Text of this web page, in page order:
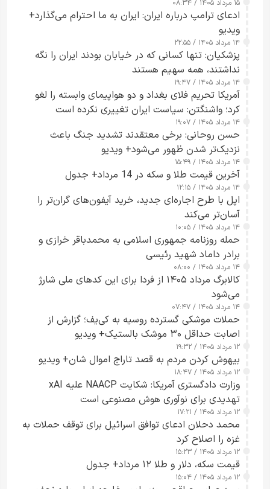
۱۵ مرداد ۱۴۰۵ / ۰۸:۳۴
ادعای ترامپ درباره ایران: ایران به ما احترام می‌گذارد+
ویدیو
۱۴ مرداد ۱۴۰۵ / ۲۲:۵۵
پزشکیان: تنها کسانی که در خیابان بودند ایران را نگه
نداشتند، همه سهیم هستند
۱۴ مرداد ۱۴۰۵ / ۱۹:۴۷
آمریکا تحریم فلای بغداد و دو هواپیمای وابسته را لغو
کرد؛ واشنگتن: سیاست ایران تغییری نکرده است
۱۴ مرداد ۱۴۰۵ / ۱۹:۰۷
حسن روحانی: برخی معتقدند تشدید جنگ باعث
نزدیک‌تر شدن ظهور می‌شود+ ویدیو
۱۴ مرداد ۱۴۰۵ / ۱۵:۴۹
آخرین قیمت طلا و سکه در 14 مرداد+ جدول
۱۴ مرداد ۱۴۰۵ / ۱۲:۱۵
اپل با طرح اجاره‌ای جدید، خرید آیفون‌های گران‌تر را
آسان‌تر می‌کند
۱۴ مرداد ۱۴۰۵ / ۱۰:۰۵
حمله روزنامه جمهوری اسلامی به محمدباقر خرازی و
برادر داماد شهید رئیسی
۱۴ مرداد ۱۴۰۵ / ۰۸:۰۰
کالابرگ مرداد ۱۴۰۵ از فردا برای این کدهای ملی شارژ
می‌شود
۱۴ مرداد ۱۴۰۵ / ۰۷:۴۷
حملات موشکی گسترده روسیه به کی‌یف؛ گزارش از
اصابت حداقل ۳۰ موشک بالستیک+ ویدیو
۱۲ مرداد ۱۴۰۵ / ۱۹:۳۲
بیهوش کردن مردم به قصد تاراج اموال شان+ ویدیو
۱۲ مرداد ۱۴۰۵ / ۱۸:۴۷
وزارت دادگستری آمریکا: شکایت NAACP علیه xAI
تهدیدی برای نوآوری هوش مصنوعی است
۱۲ مرداد ۱۴۰۵ / ۱۷:۲۱
محمد دحلان ادعای توافق اسرائیل برای توقف حملات به
غزه را اصلاح کرد
۱۲ مرداد ۱۴۰۵ / ۱۵:۲۳
قیمت سکه، دلار و طلا ۱۲ مرداد+ جدول
۱۲ مرداد ۱۴۰۵ / ۱۵:۰۴